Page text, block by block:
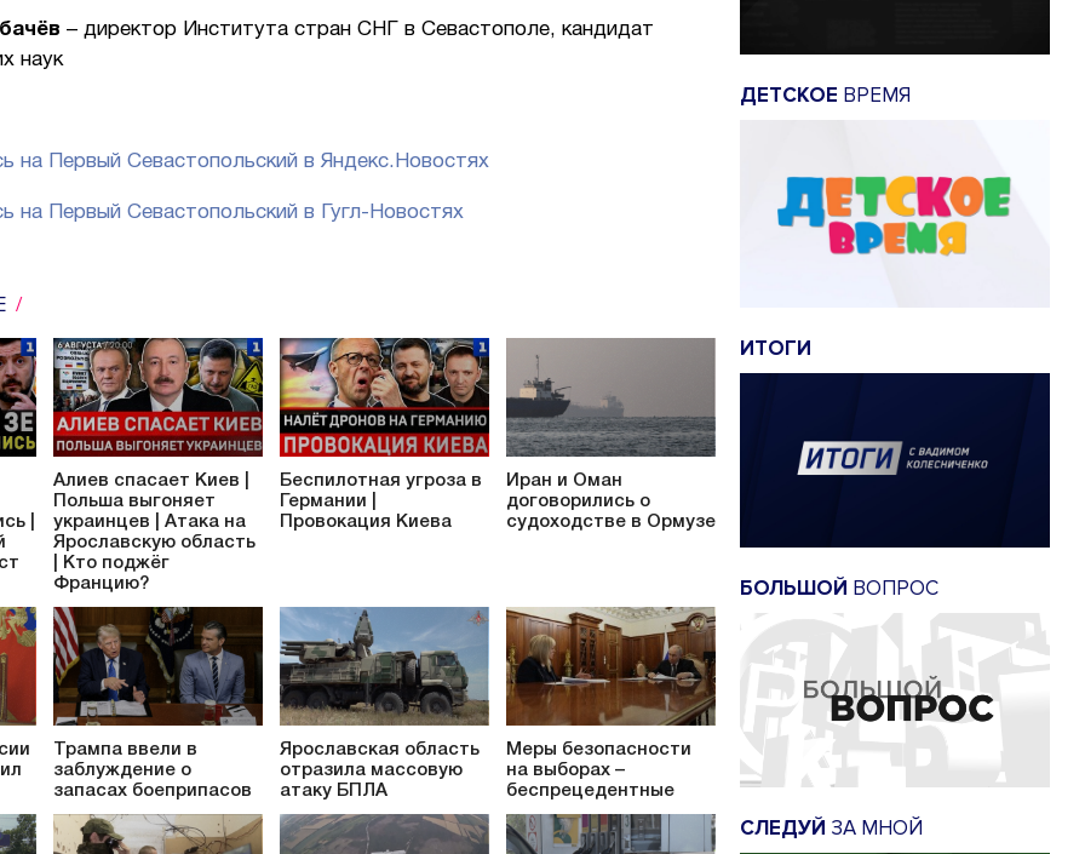
– директор Института стран СНГ в Севастополе, кандидат
наук
на Первый Севастопольский в Яндекс.Новостях
на Первый Севастопольский в Гугл-Новостях
|
Алиев спасает Киев |
Польша выгоняет
украинцев | Атака на
Ярославскую область
| Кто поджёг
Францию?
Беспилотная угроза в
Германии |
Провокация Киева
Иран и Оман
договорились о
судоходстве в Ормузе
Трампа ввели в
заблуждение о
запасах боеприпасов
Ярославская область
отразила массовую
атаку БПЛА
Меры безопасности
на выборах –
беспрецедентные
ДЕТСКОЕ ВРЕМЯ
ИТОГИ
БОЛЬШОЙ ВОПРОС
СЛЕДУЙ ЗА МНОЙ